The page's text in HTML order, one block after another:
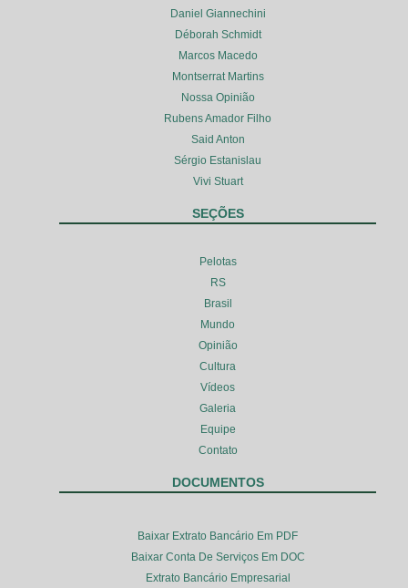
Daniel Giannechini
Déborah Schmidt
Marcos Macedo
Montserrat Martins
Nossa Opinião
Rubens Amador Filho
Said Anton
Sérgio Estanislau
Vivi Stuart
SEÇÕES
Pelotas
RS
Brasil
Mundo
Opinião
Cultura
Vídeos
Galeria
Equipe
Contato
DOCUMENTOS
Baixar Extrato Bancário Em PDF
Baixar Conta De Serviços Em DOC
Extrato Bancário Empresarial